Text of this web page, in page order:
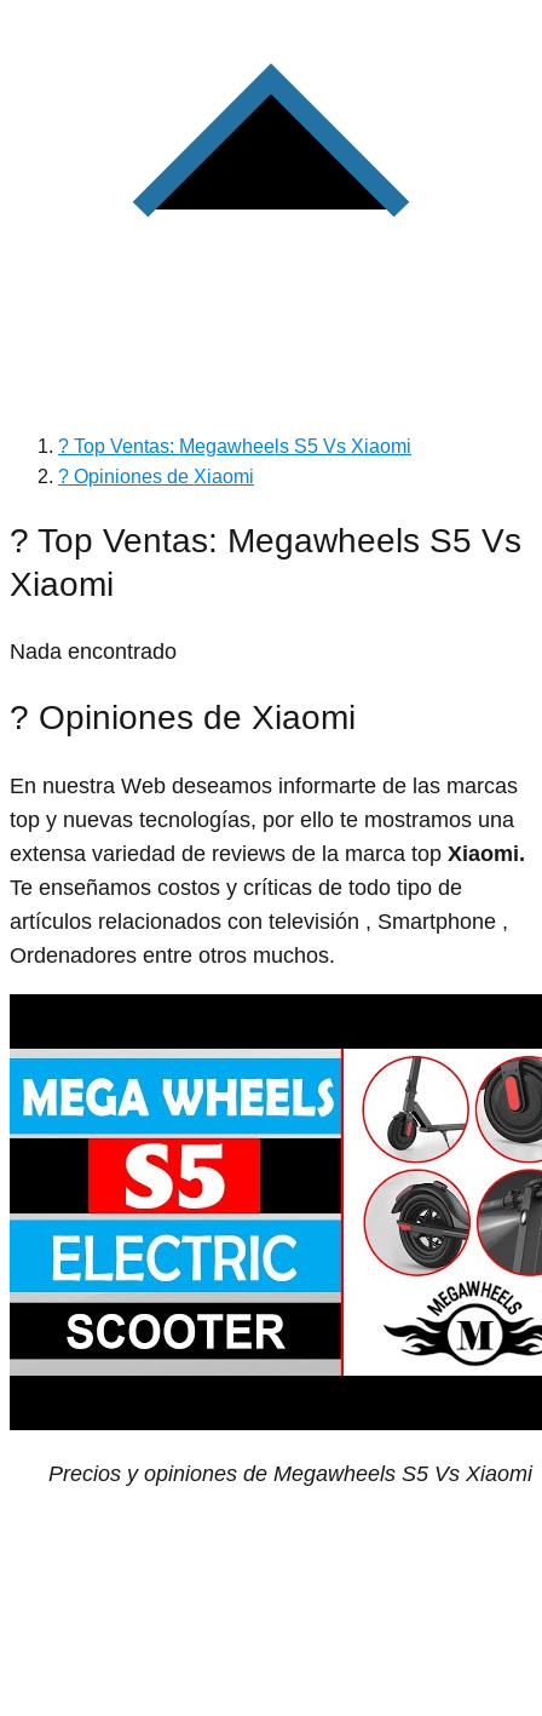
? Top Ventas: Megawheels S5 Vs Xiaomi
? Opiniones de Xiaomi
? Top Ventas: Megawheels S5 Vs
Xiaomi
Nada encontrado
? Opiniones de Xiaomi
En nuestra Web deseamos informarte de las marcas
top y nuevas tecnologías, por ello te mostramos una
extensa variedad de reviews de la marca top Xiaomi.
Te enseñamos costos y críticas de todo tipo de
artículos relacionados con televisión , Smartphone ,
Ordenadores entre otros muchos.
Precios y opiniones de Megawheels S5 Vs Xiaomi